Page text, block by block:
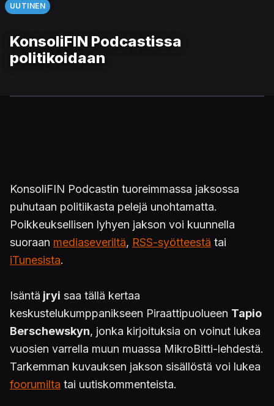
UUTINEN
KonsoliFIN Podcastissa
politikoidaan
KonsoliFIN Podcastin tuoreimmassa jaksossa
puhutaan politiikasta pelejä unohtamatta.
Poikkeuksellisen lyhyen jakson voi kuunnella
suoraan mediaseveriltä, RSS-syötteestä tai
iTunesista.
Isäntä jryi saa tällä kertaa
keskustelukumppanikseen Piraattipuolueen Tapio
Berschewskyn, jonka kirjoituksia on voinut lukea
vuosien varrella muun muassa MikroBitti-lehdestä.
Tarkemman kuvauksen jakson sisällöstä voi lukea
foorumilta tai uutiskommenteista.